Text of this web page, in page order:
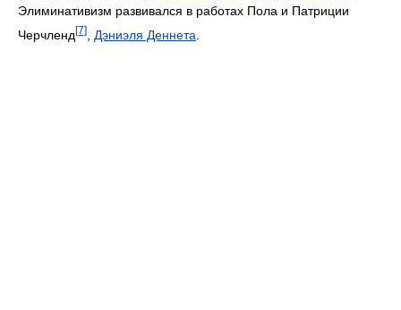
Элиминативизм развивался в работах Пола и Патриции
Черчленд[7] Дэниэля Деннета